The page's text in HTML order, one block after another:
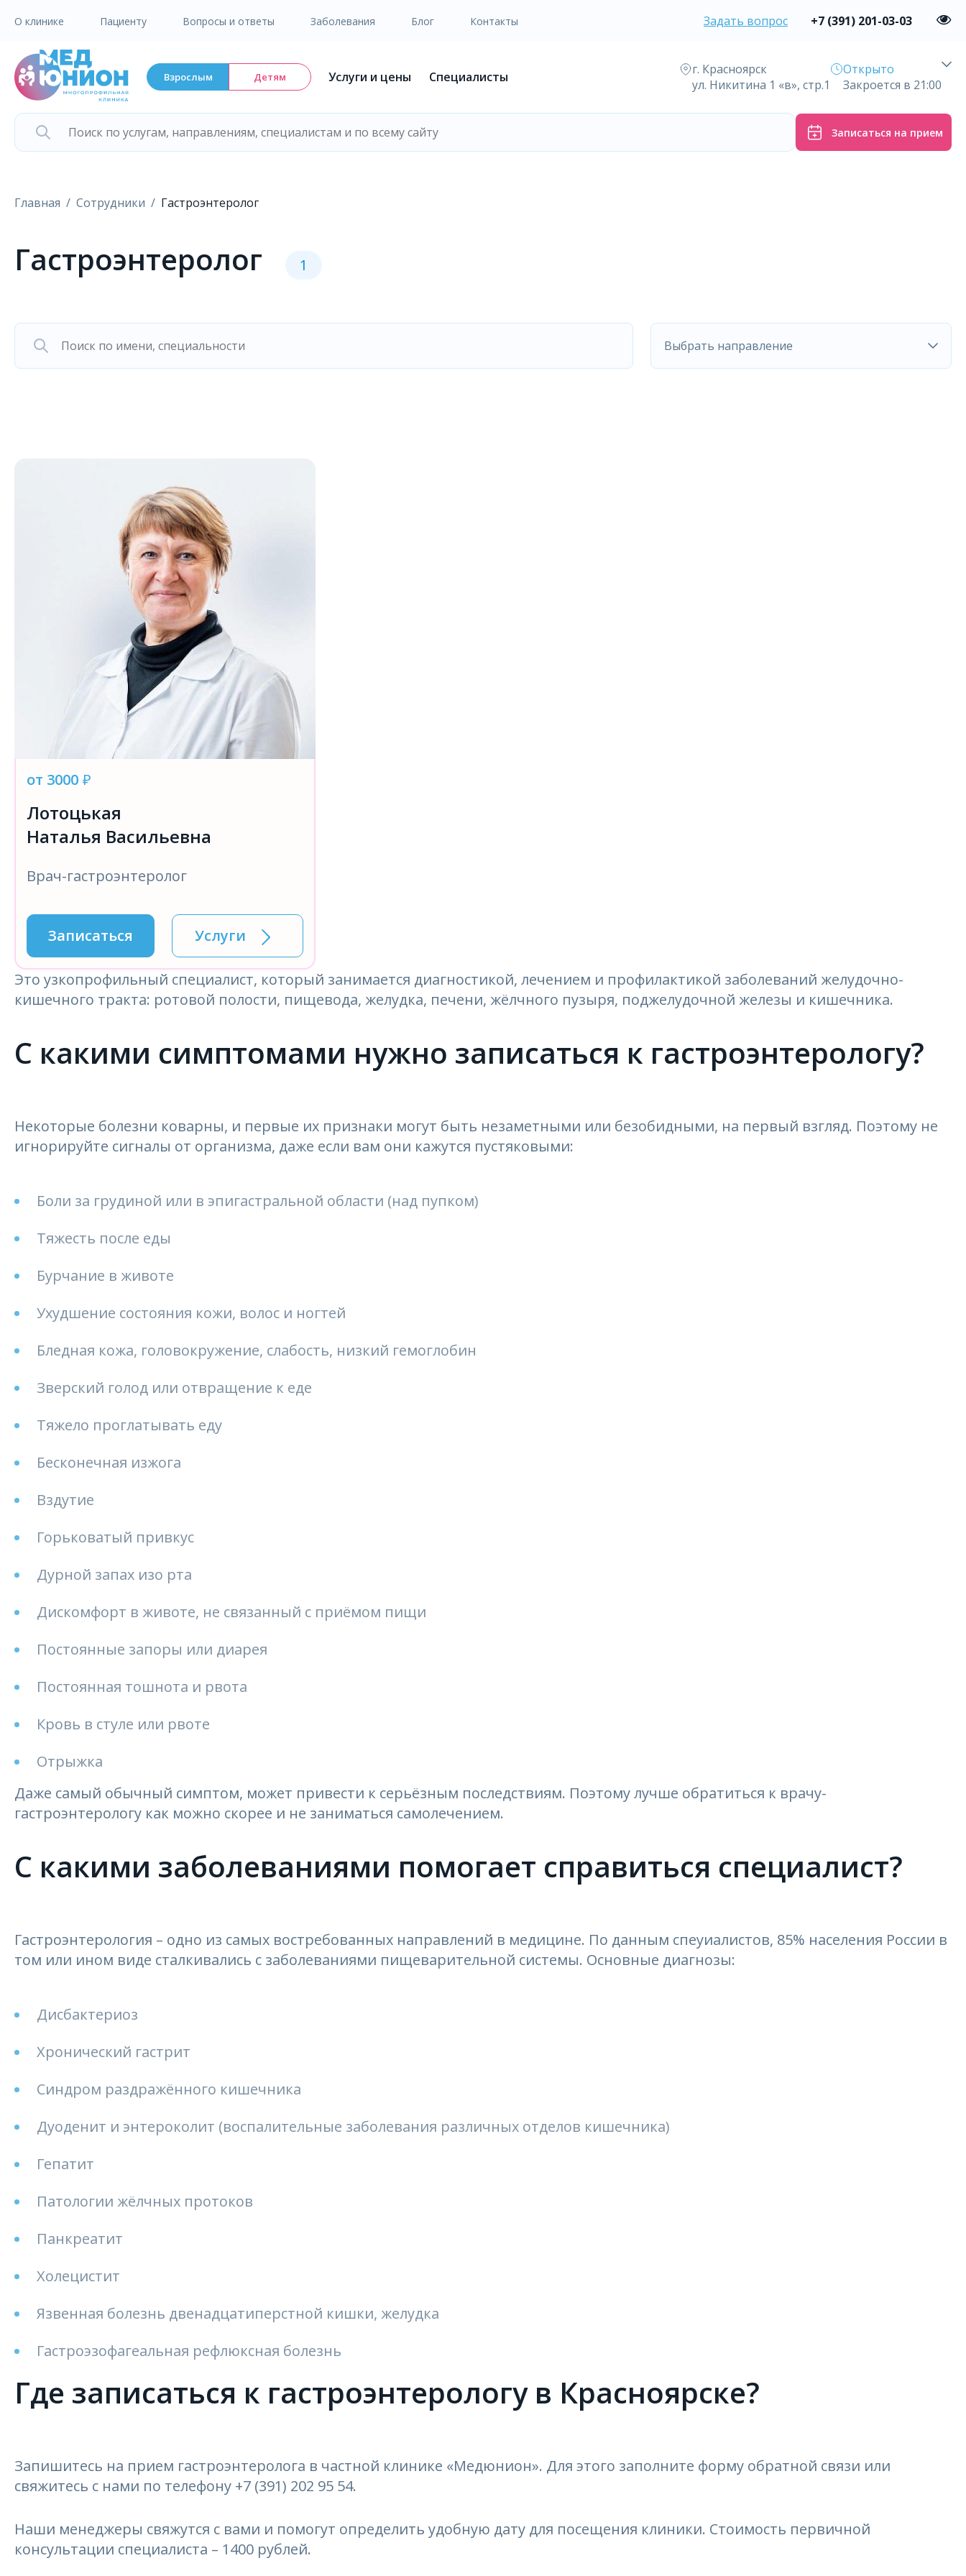
О клинике Пациенту Вопросы и ответы Заболевания Блог Контакты Задать вопрос +7 (391) 201-03-03
Взрослым Детям Услуги и цены Специалисты
г. Красноярск
ул. Никитина 1 «в», стр.1
Открыто
Закроется в 21:00
Записаться на прием
Главная Сотрудники Гастроэнтеролог
Гастроэнтеролог 1
Выбрать направление
от 3000 ₽
Лотоцькая
Наталья Васильевна
Врач-гастроэнтеролог
Записаться Услуги
Это узкопрофильный специалист, который занимается диагностикой, лечением и профилактикой заболеваний желудочно-
кишечного тракта: ротовой полости, пищевода, желудка, печени, жёлчного пузыря, поджелудочной железы и кишечника.
С какими симптомами нужно записаться к гастроэнтерологу?
Некоторые болезни коварны, и первые их признаки могут быть незаметными или безобидными, на первый взгляд. Поэтому не
игнорируйте сигналы от организма, даже если вам они кажутся пустяковыми:
Боли за грудиной или в эпигастральной области (над пупком)
Тяжесть после еды
Бурчание в животе
Ухудшение состояния кожи, волос и ногтей
Бледная кожа, головокружение, слабость, низкий гемоглобин
Зверский голод или отвращение к еде
Тяжело проглатывать еду
Бесконечная изжога
Вздутие
Горьковатый привкус
Дурной запах изо рта
Дискомфорт в животе, не связанный с приёмом пищи
Постоянные запоры или диарея
Постоянная тошнота и рвота
Кровь в стуле или рвоте
Отрыжка
Даже самый обычный симптом, может привести к серьёзным последствиям. Поэтому лучше обратиться к врачу-
гастроэнтерологу как можно скорее и не заниматься самолечением.
С какими заболеваниями помогает справиться специалист?
Гастроэнтерология – одно из самых востребованных направлений в медицине. По данным спеуиалистов, 85% населения России в
том или ином виде сталкивались с заболеваниями пищеварительной системы. Основные диагнозы:
Дисбактериоз
Хронический гастрит
Синдром раздражённого кишечника
Дуоденит и энтероколит (воспалительные заболевания различных отделов кишечника)
Гепатит
Патологии жёлчных протоков
Панкреатит
Холецистит
Язвенная болезнь двенадцатиперстной кишки, желудка
Гастроэзофагеальная рефлюксная болезнь
Где записаться к гастроэнтерологу в Красноярске?
Запишитесь на прием гастроэнтеролога в частной клинике «Медюнион». Для этого заполните форму обратной связи или
свяжитесь с нами по телефону +7 (391) 202 95 54.
Наши менеджеры свяжутся с вами и помогут определить удобную дату для посещения клиники. Стоимость первичной
консультации специалиста – 1400 рублей.